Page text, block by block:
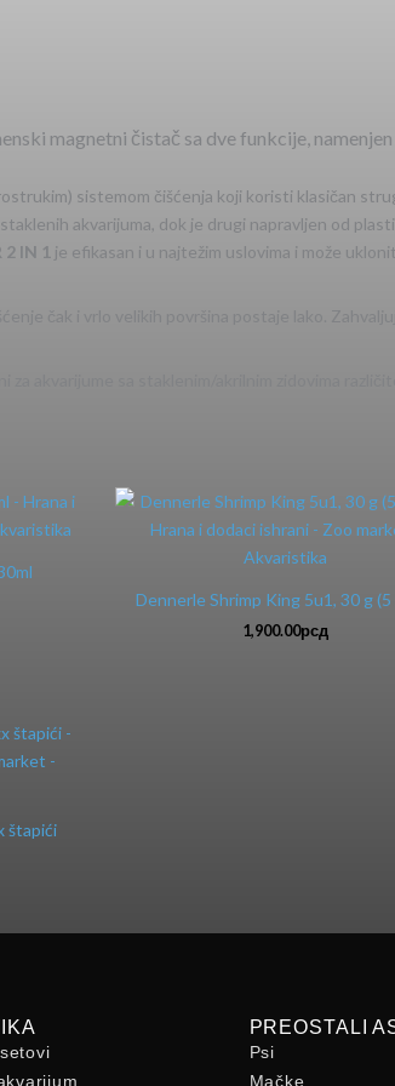
magnetni čistač sa dve funkcije,
sistemom čišćenja koji koristi klasičan
akvarijuma, dok je drugi napravljen od
2 IN 1 je efikasan i u najtežim uslovima i može
Dennerle Shrimp King 5u1, 30 g (5
1,900.00рсд
štapići
PREOSTALI
Psi
Mačke